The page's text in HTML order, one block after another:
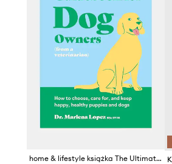
home & lifestyle książka The Ultimate Guidebook for Dog Owners by Marlena Lopez, English